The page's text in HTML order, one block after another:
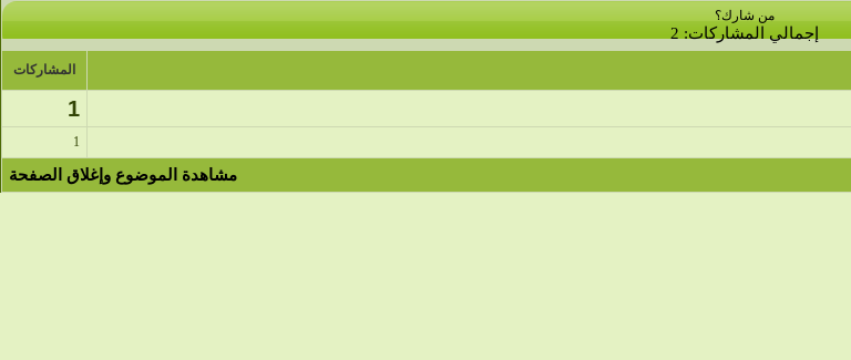
من شارك؟
إجمالي المشاركات: 2
المشاركات
1
1
مشاهدة الموضوع وإغلاق الصفحة